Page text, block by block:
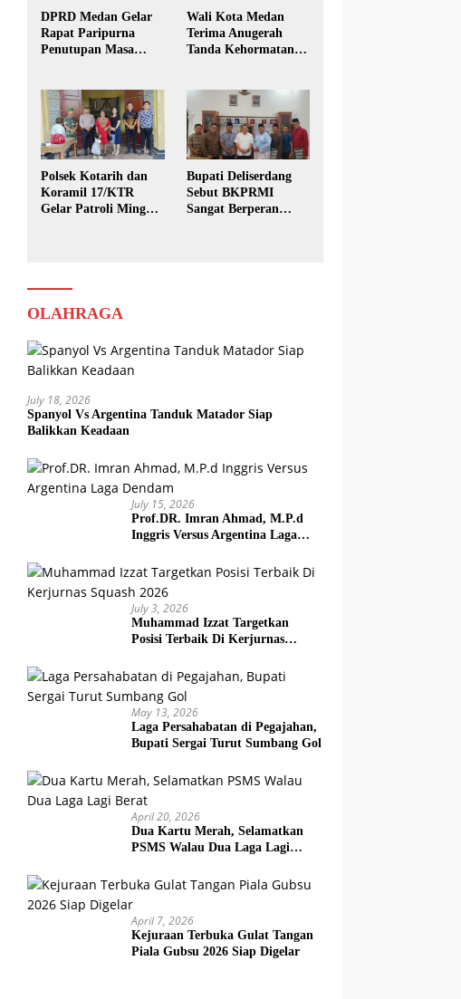
DPRD Medan Gelar
Rapat Paripurna
Penutupan Masa
Wali Kota Medan
Terima Anugerah
Tanda Kehormatan
Polsek Kotarih dan
Koramil 17/KTR
Gelar Patroli Minggu
Bupati Deliserdang
Sebut BKPRMI
Sangat Berperan
OLAHRAGA
July 18, 2026
Spanyol Vs Argentina Tanduk Matador Siap
Balikkan Keadaan
July 15, 2026
Prof.DR. Imran Ahmad, M.P.d
Inggris Versus Argentina Laga
July 3, 2026
Muhammad Izzat Targetkan
Posisi Terbaik Di Kerjurnas
May 13, 2026
Laga Persahabatan di Pegajahan,
Bupati Sergai Turut Sumbang Gol
April 20, 2026
Dua Kartu Merah, Selamatkan
PSMS Walau Dua Laga Lagi
April 7, 2026
Kejuraan Terbuka Gulat Tangan
Piala Gubsu 2026 Siap Digelar